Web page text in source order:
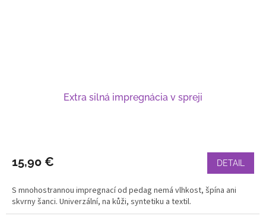
Extra silná impregnácia v spreji
15,90 € DETAIL
S mnohostrannou impregnací od pedag nemá vlhkost, špína ani
skvrny šanci. Univerzální, na kůži, syntetiku a textil.